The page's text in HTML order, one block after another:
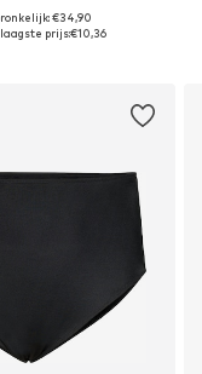
85, 100, 105, 110
€34,90
prijs:€10,36